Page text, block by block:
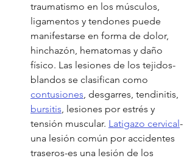
traumatismo en los músculos,
ligamentos y tendones puede
manifestarse en forma de dolor,
hinchazón, hematomas y daño
físico. Las lesiones de los tejidos-
blandos se clasifican como
contusiones, desgarres, tendinitis,
bursitis, lesiones por estrés y
tensión muscular. Latigazo cervical-
una lesión común por accidentes
traseros-es una lesión de los